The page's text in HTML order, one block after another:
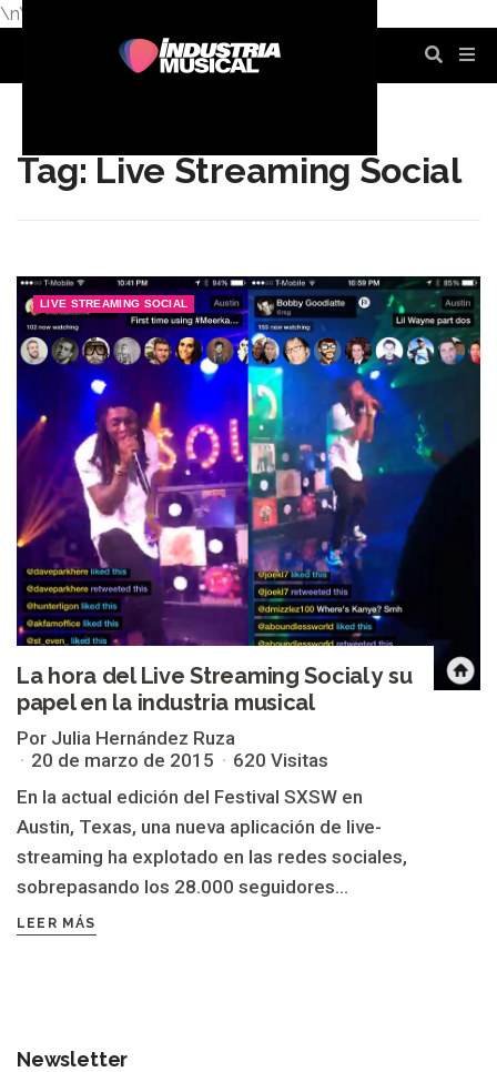
\n\n
Tag: Live Streaming Social
LIVE STREAMING SOCIAL
La hora del Live Streaming Social y su
papel en la industria musical
Por Julia Hernández Ruza
20 de marzo de 2015
620 Visitas
En la actual edición del Festival SXSW en
Austin, Texas, una nueva aplicación de live-
streaming ha explotado en las redes sociales,
sobrepasando los 28.000 seguidores...
LEER MÁS
Newsletter